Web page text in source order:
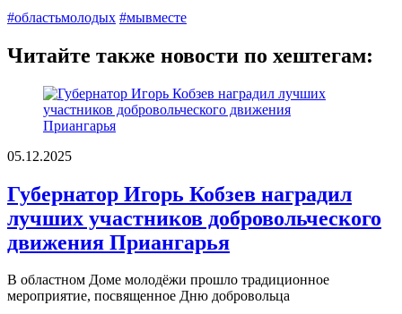
#областьмолодых #мывместе
Читайте также новости по хештегам:
05.12.2025
Губернатор Игорь Кобзев наградил
лучших участников добровольческого
движения Приангарья
В областном Доме молодёжи прошло традиционное
мероприятие, посвященное Дню добровольца